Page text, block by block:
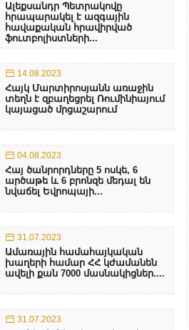
Ալեքսանդր Պետրակովը
հրապարակել է ազգային
հավաքական հրավիրված
ֆուտբոլիստների...
14.08.2023
Հայկ Մարտիրոսյանն առաջին
տեղն է զբաղեցրել Ռումինիայում
կայացած մրցաշարում
04.08.2023
Հայ ծանրորդները 5 ոսկե, 6
արծաթե և 6 բրոնզե մեդալ են
նվաճել Եվրոպայի...
31.07.2023
Ամառային համահայկական
խաղերի համար ՀՀ կժամանեն
ավելի քան 7000 մասնակիցներ....
31.07.2023